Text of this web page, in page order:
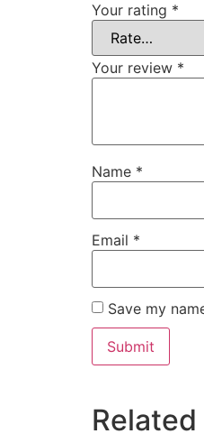
Your rating *
Your review *
Name *
Email *
Save my